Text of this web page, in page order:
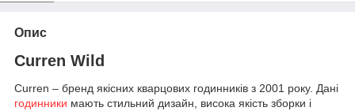
Опис
Curren Wild
Curren – бренд якісних кварцових годинників з 2001 року. Дані
годинники мають стильний дизайн, висока якість зборки і